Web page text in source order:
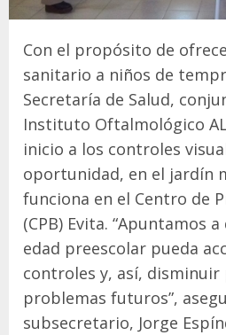
Con el propósito de
sanitario a niños de
Secretaría de Salud,
Instituto Oftalmológico
inicio a los controles
oportunidad, en el jardín
funciona en el Centro de
(CPB) Evita. “Apuntamos
edad preescolar pueda
controles y, así,
problemas futuros”,
subsecretario, Jorge